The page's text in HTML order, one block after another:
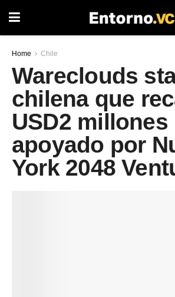
Home Chile
Wareclouds
chilena que
USD2 millones
apoyado por
York 2048